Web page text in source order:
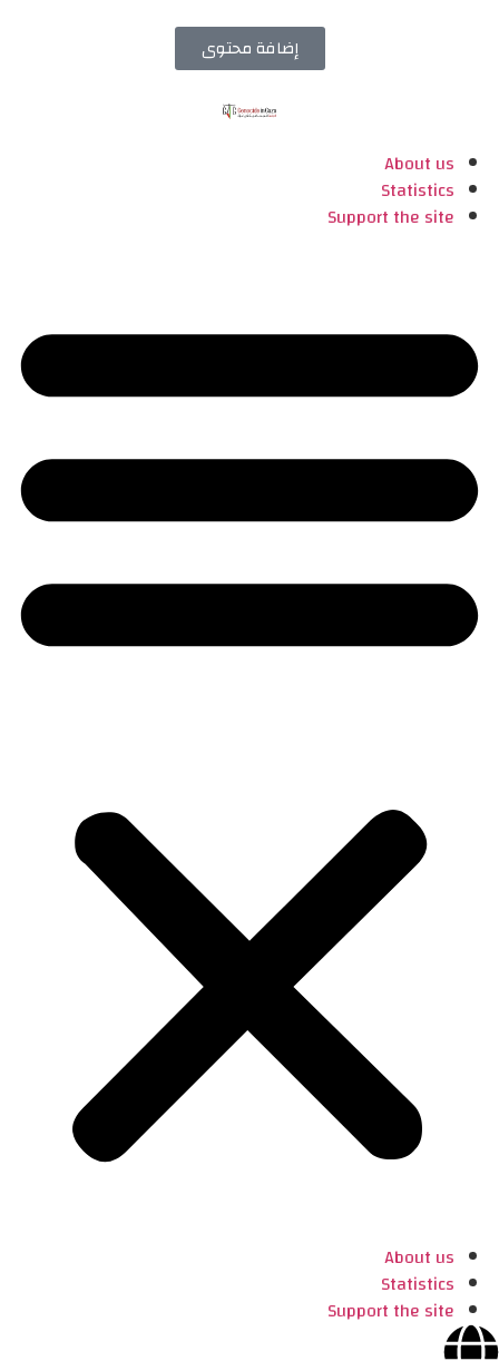
إضافة محتوى
About us
Statistics
Support the site
About us
Statistics
Support the site